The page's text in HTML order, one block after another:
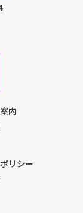
内
リシー